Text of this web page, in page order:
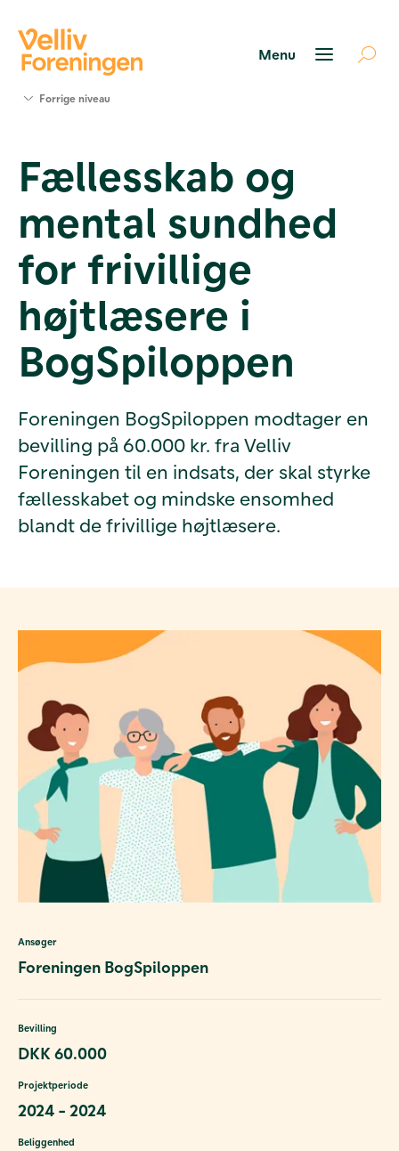
Værktøjer
og viden
Foreningen
os
Forrige niveau
Fællesskab og
mental sundhed
for frivillige
højtlæsere i
BogSpiloppen
Foreningen BogSpiloppen modtager en
bevilling på 60.000 kr. fra Velliv
Foreningen til en indsats, der skal styrke
fællesskabet og mindske ensomhed
blandt de frivillige højtlæsere.
Ansøger
Foreningen BogSpiloppen
Bevilling
DKK 60.000
Projektperiode
2024 - 2024
Beliggenhed